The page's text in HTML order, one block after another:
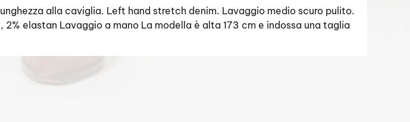
alla caviglia. Left hand stretch denim. Lavaggio medio scuro pulito.
elastan Lavaggio a mano La modella è alta 173 cm e indossa una taglia